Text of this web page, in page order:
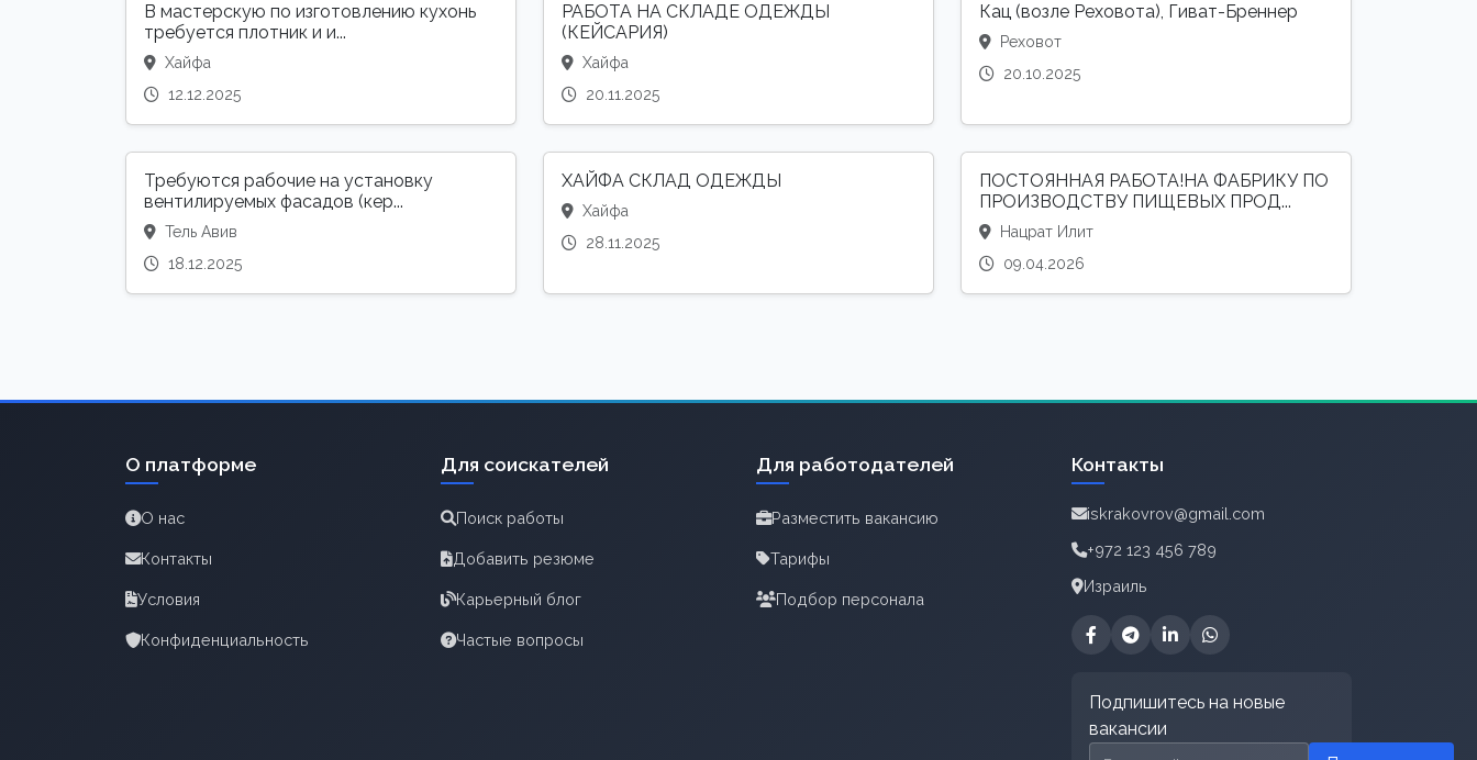
В мастерскую по изготовлению кухонь
требуется плотник и и...
Хайфа
12.12.2025
РАБОТА НА СКЛАДЕ ОДЕЖДЫ
(КЕЙСАРИЯ)
Хайфа
20.11.2025
Кац (возле Реховота), Гиват-Бреннер
Реховот
20.10.2025
Требуются рабочие на установку
вентилируемых фасадов (кер...
Тель Авив
18.12.2025
ХАЙФА СКЛАД ОДЕЖДЫ
Хайфа
28.11.2025
ПОСТОЯННАЯ РАБОТА!НА ФАБРИКУ ПО
ПРОИЗВОДСТВУ ПИЩЕВЫХ ПРОД...
Нацрат Илит
09.04.2026
О платформе
О нас
Контакты
Условия
Конфиденциальность
Для соискателей
Поиск работы
Добавить резюме
Карьерный блог
Частые вопросы
Для работодателей
Разместить вакансию
Тарифы
Подбор персонала
Контакты
iskrakovrov@gmail.com
+972 123 456 789
Израиль
Подпишитесь на новые
вакансии
Email для подписки